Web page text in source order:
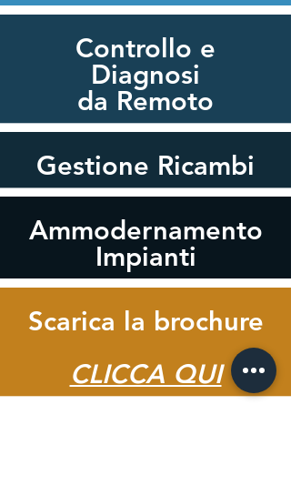
Controllo e
Diagnosi
da Remoto
Gestione Ricambi
Ammodernamento
Impianti
Scarica la brochure
CLICCA QUI